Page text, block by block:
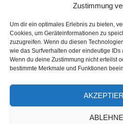
Zustimmung
Um dir ein optimales Erlebnis zu bieten,
Cookies, um Geräteinformationen zu
zuzugreifen. Wenn du diesen
wie das Surfverhalten oder eindeutige
Wenn du deine Zustimmung nicht erteilst
bestimmte Merkmale und Funktionen
keinen Spam! Er gibt
weiter. Erfahre mehr in
unserer
Datenschutzerklärung.